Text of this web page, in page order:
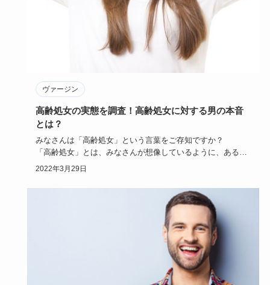
ヴァージン
高齢処女の実態を調査！高齢処女に対する男の本音
とは？
みなさんは「高齢処女」という言葉をご存知ですか？
「高齢処女」とは、みなさんが想像しているように、ある一
定の年齢まで男性…
2022年3月29日